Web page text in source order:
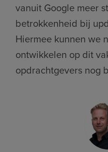
vanuit Google meer
betrokkenheid bij
Hiermee kunnen we
ontwikkelen op dit
opdrachtgevers nog